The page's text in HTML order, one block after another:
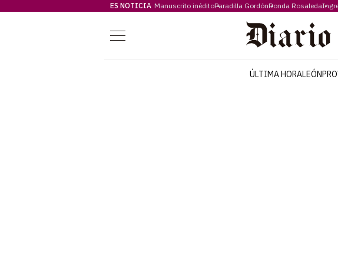
ES NOTICIA Manuscrito inéditoParadilla GordónRonda Rosaleda
Menú
ÚLTIMA HORALEÓN